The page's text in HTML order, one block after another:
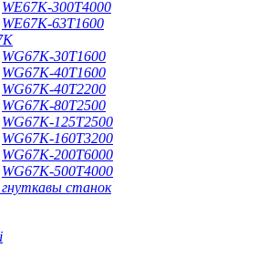
WE67K-300T4000
WE67K-63T1600
WG67K-30T1600
WG67K-40T1600
WG67K-40T2200
WG67K-80T2500
WG67K-125T2500
WG67K-160T3200
WG67K-200T6000
WG67K-500T4000
станок